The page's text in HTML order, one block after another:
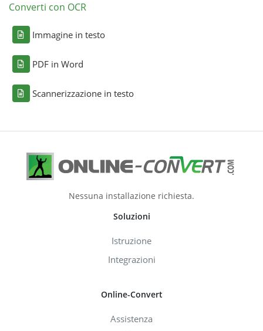
Converti con OCR
Immagine in testo
PDF in Word
Scannerizzazione in testo
Nessuna installazione richiesta.
Soluzioni
Istruzione
Integrazioni
Online-Convert
Assistenza